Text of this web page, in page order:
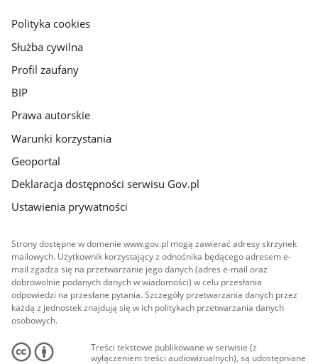
gov.pl
Polityka cookies
Służba cywilna
Profil zaufany
BIP
Prawa autorskie
Warunki korzystania
Geoportal
Deklaracja dostępności serwisu Gov.pl
Ustawienia prywatności
Strony dostępne w domenie www.gov.pl mogą zawierać adresy skrzynek
mailowych. Użytkownik korzystający z odnośnika będącego adresem e-
mail zgadza się na przetwarzanie jego danych (adres e-mail oraz
dobrowolnie podanych danych w wiadomości) w celu przesłania
odpowiedzi na przesłane pytania. Szczegóły przetwarzania danych przez
każdą z jednostek znajdują się w ich politykach przetwarzania danych
osobowych.
Treści tekstowe publikowane w serwisie (z
wyłączeniem treści audiowizualnych), są udostępniane